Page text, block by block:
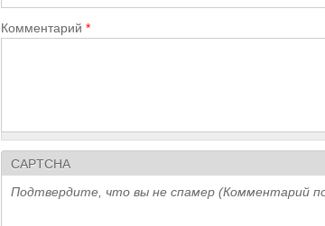
Комментарий*
CAPTCHA
Подтвердите, что вы не спамер (Комментарий